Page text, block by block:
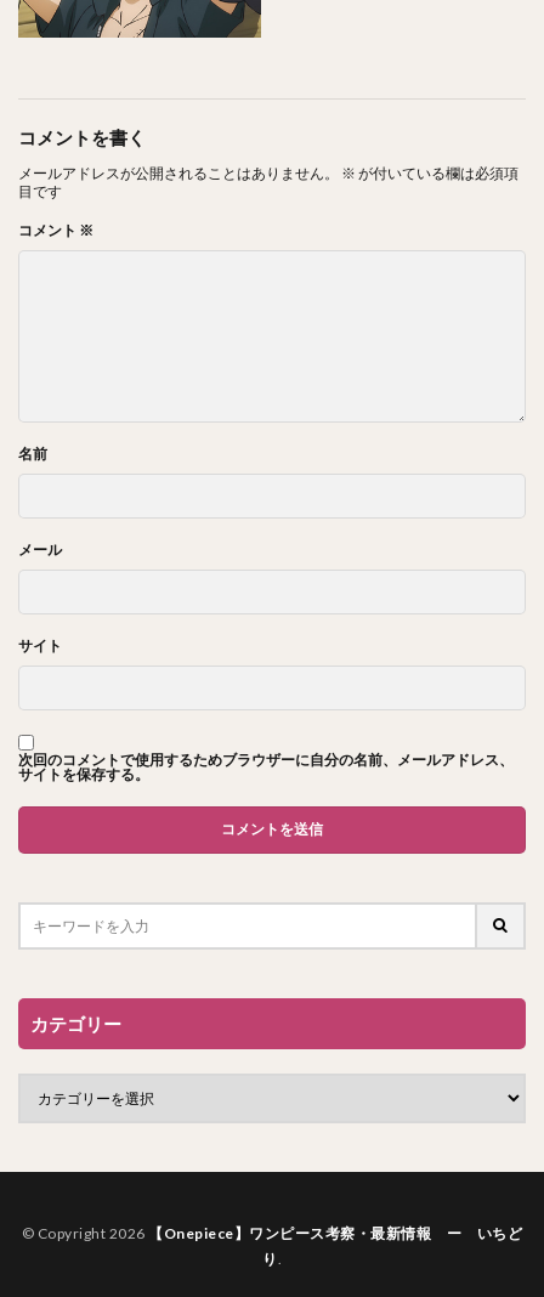
コメントを書く
メールアドレスが公開されることはありません。 ※ が付いている欄は必須項
目です
コメント ※
名前
メール
サイト
次回のコメントで使用するためブラウザーに自分の名前、メールアドレス、
サイトを保存する。
カテゴリー
© Copyright 2026
【Onepiece】ワンピース考察・最新情報 ー いちど
り .